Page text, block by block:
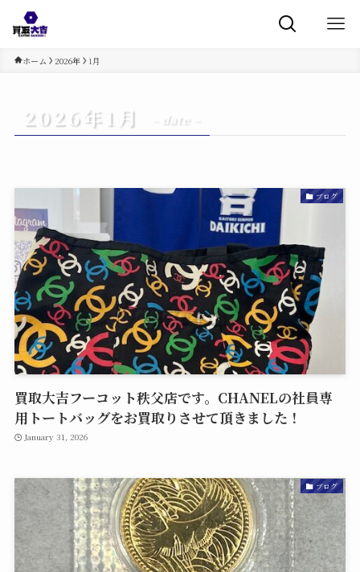
ホーム 2026年 1月
2026年1月 – date –
ブログ
買取大吉フーコット秩父店です。CHANELの社員専
用トートバッグをお買取りさせて頂きました！
January 31, 2026
ブログ